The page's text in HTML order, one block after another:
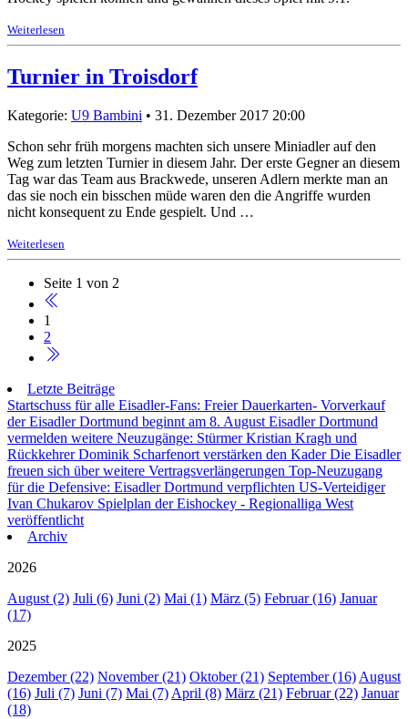
Weiterlesen
Turnier in Troisdorf
Kategorie: U9 Bambini • 31. Dezember 2017 20:00
Schon sehr früh morgens machten sich unsere Miniadler auf den
Weg zum letzten Turnier in diesem Jahr. Der erste Gegner an diesem
Tag war das Team aus Brackwede, unseren Adlern merkte man an
das sie noch ein bisschen müde waren den die Angriffe wurden
nicht konsequent zu Ende gespielt. Und …
Weiterlesen
Seite 1 von 2
1
2
Letzte Beiträge
Startschuss für alle Eisadler-Fans: Freier Dauerkarten- Vorverkauf
der Eisadler Dortmund beginnt am 8. AugustEisadler Dortmund
vermelden weitere Neuzugänge: Stürmer Kristian Kragh und
Rückkehrer Dominik Scharfenort verstärken den KaderDie Eisadler
freuen sich über weitere Vertragsverlängerungen Top-Neuzugang
für die Defensive: Eisadler Dortmund verpflichten US-Verteidiger
Ivan Chukarov Spielplan der Eishockey - Regionalliga West
veröffentlicht
Archiv
2026
August (2) Juli (6) Juni (2) Mai (1) März (5) Februar (16) Januar
(17)
2025
Dezember (22) November (21) Oktober (21) September (16)August
(16) Juli (7) Juni (7) Mai (7)April (8) März (21) Februar (22) Januar
(18)